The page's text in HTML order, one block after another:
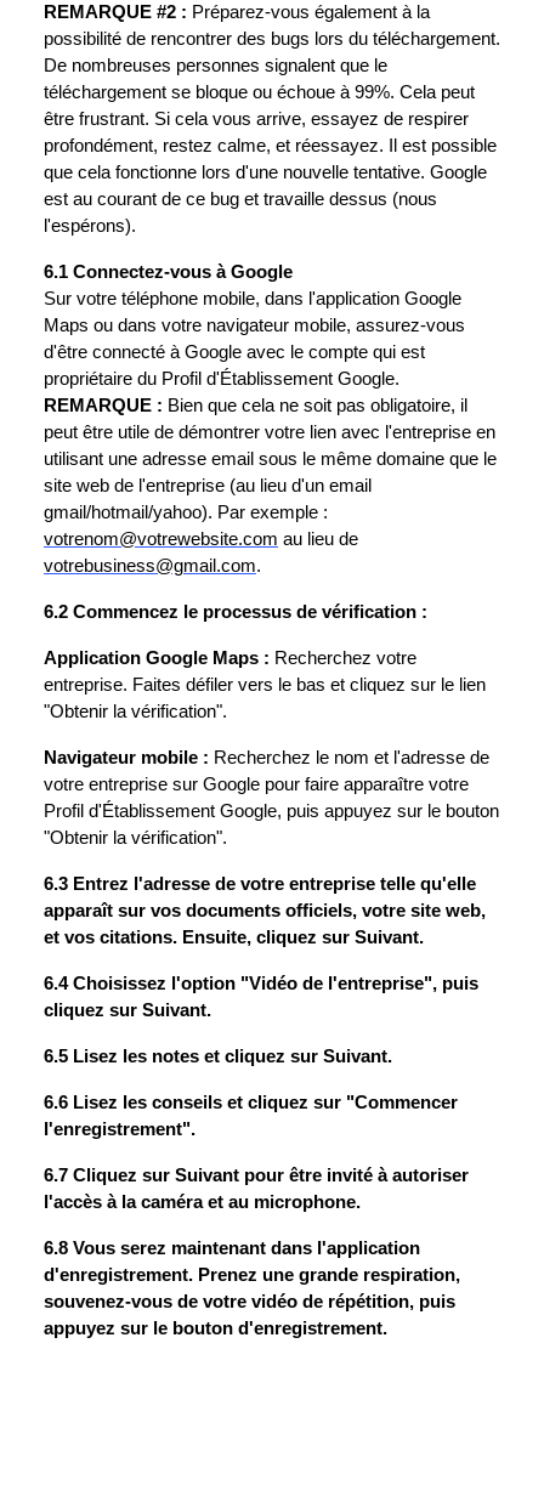
REMARQUE #2 : Préparez-vous également à la
possibilité de rencontrer des bugs lors du téléchargement.
De nombreuses personnes signalent que le
téléchargement se bloque ou échoue à 99%. Cela peut
être frustrant. Si cela vous arrive, essayez de respirer
profondément, restez calme, et réessayez. Il est possible
que cela fonctionne lors d'une nouvelle tentative. Google
est au courant de ce bug et travaille dessus (nous
l'espérons).
6.1 Connectez-vous à Google
Sur votre téléphone mobile, dans l'application Google
Maps ou dans votre navigateur mobile, assurez-vous
d'être connecté à Google avec le compte qui est
propriétaire du Profil d'Établissement Google.
REMARQUE : Bien que cela ne soit pas obligatoire, il
peut être utile de démontrer votre lien avec l'entreprise en
utilisant une adresse email sous le même domaine que le
site web de l'entreprise (au lieu d'un email
gmail/hotmail/yahoo). Par exemple :
votrenom@votrewebsite.com au lieu de
votrebusiness@gmail.com.
6.2 Commencez le processus de vérification :
Application Google Maps : Recherchez votre
entreprise. Faites défiler vers le bas et cliquez sur le lien
"Obtenir la vérification".
Navigateur mobile : Recherchez le nom et l'adresse de
votre entreprise sur Google pour faire apparaître votre
Profil d'Établissement Google, puis appuyez sur le bouton
"Obtenir la vérification".
6.3 Entrez l'adresse de votre entreprise telle qu'elle
apparaît sur vos documents officiels, votre site web,
et vos citations. Ensuite, cliquez sur Suivant.
6.4 Choisissez l'option "Vidéo de l'entreprise", puis
cliquez sur Suivant.
6.5 Lisez les notes et cliquez sur Suivant.
6.6 Lisez les conseils et cliquez sur "Commencer
l'enregistrement".
6.7 Cliquez sur Suivant pour être invité à autoriser
l'accès à la caméra et au microphone.
6.8 Vous serez maintenant dans l'application
d'enregistrement. Prenez une grande respiration,
souvenez-vous de votre vidéo de répétition, puis
appuyez sur le bouton d'enregistrement.